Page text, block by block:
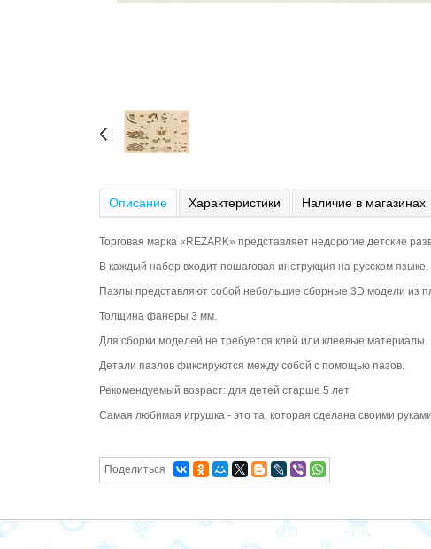
Описание Характеристики Наличие в магазинах
Торговая марка «REZARK» представляет недорогие детские
В каждый набор входит пошаговая инструкция на русском языке.
Пазлы представляют собой небольшие сборные 3D модели из
Толщина фанеры 3 мм.
Для сборки моделей не требуется клей или клеевые материалы.
Детали пазлов фиксируются между собой с помощью пазов.
Рекомендуемый возраст: для детей старше 5 лет
Самая любимая игрушка - это та, которая сделана своими руками
Поделиться